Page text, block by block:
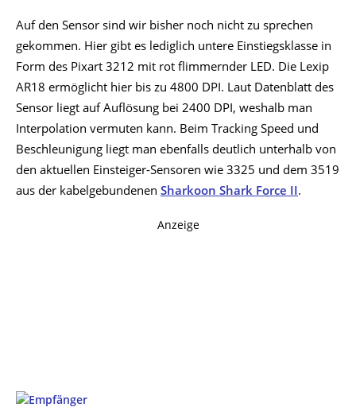
Auf den Sensor sind wir bisher noch nicht zu sprechen
gekommen. Hier gibt es lediglich untere Einstiegsklasse in
Form des Pixart 3212 mit rot flimmernder LED. Die Lexip
AR18 ermöglicht hier bis zu 4800 DPI. Laut Datenblatt des
Sensor liegt auf Auflösung bei 2400 DPI, weshalb man
Interpolation vermuten kann. Beim Tracking Speed und
Beschleunigung liegt man ebenfalls deutlich unterhalb von
den aktuellen Einsteiger-Sensoren wie 3325 und dem 3519
aus der kabelgebundenen Sharkoon Shark Force II.
Anzeige